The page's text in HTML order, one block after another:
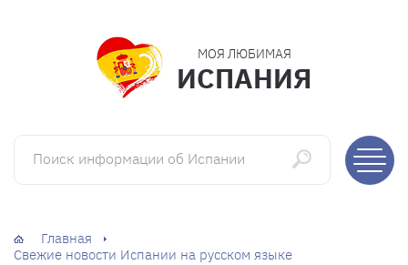
МОЯ ЛЮБИМАЯ
ИСПАНИЯ
Поиск информации об Испании
Главная
Свежие новости Испании на русском языке